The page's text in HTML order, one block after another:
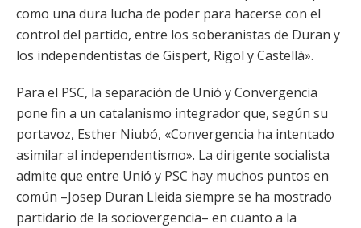
como una dura lucha de poder para hacerse con el
control del partido, entre los soberanistas de Duran y
los independentistas de Gispert, Rigol y Castellà».
Para el PSC, la separación de Unió y Convergencia
pone fin a un catalanismo integrador que, según su
portavoz, Esther Niubó, «Convergencia ha intentado
asimilar al independentismo». La dirigente socialista
admite que entre Unió y PSC hay muchos puntos en
común –Josep Duran Lleida siempre se ha mostrado
partidario de la sociovergencia– en cuanto a la